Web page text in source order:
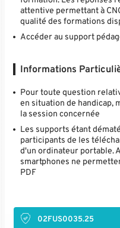
attentive permettant à
qualité des formations
Accéder au support
Informations
Pour toute question
en situation de handicap,
la session concernée
Les supports étant
participants de les
d'un ordinateur portable.
smartphones ne
PDF
02FUS0035.25